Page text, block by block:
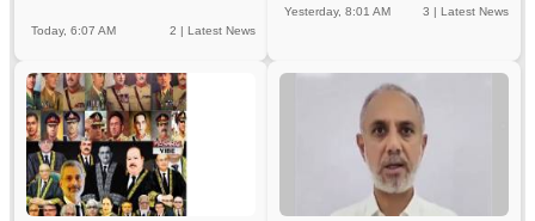
2 | Latest News
Today, 6:07 AM
3 | Latest News
Yesterday, 8:01 AM